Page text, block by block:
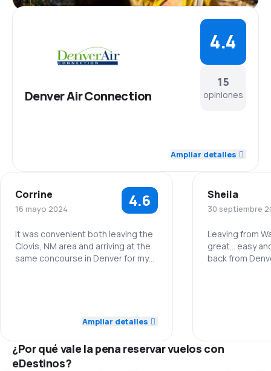
Denver Air Connection
15
opiniones
4.4
Red de conexiones 4.3
Precio del billete 3.8
Comodidad de viaje 4.5
Ampliar detalles
Corrine
16 mayo 2024 4.6
It was convenient both leaving the
Clovis, NM area and arriving at the
same concourse in Denver for my
5.0
Red de conexiones 4.0
Ampliar detalles
Sheila
30 septiembre
Leaving from
great… easy and
back from
Red de
¿Por qué vale la pena reservar vuelos con
eDestinos?